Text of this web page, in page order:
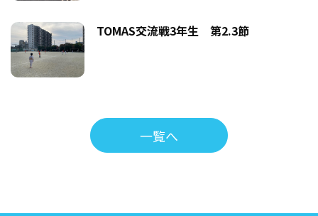
TOMAS交流戦3年生 第2.3節
一覧へ